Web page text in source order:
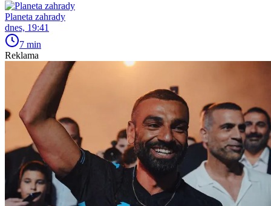
Planeta zahrady
dnes, 19:41
7 min
Reklama